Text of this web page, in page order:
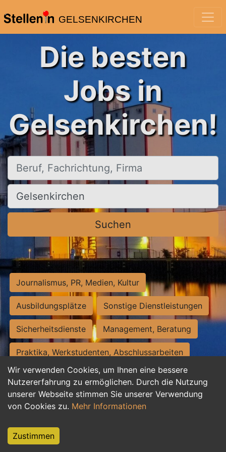
GELSENKIRCHEN
Wir verwenden Cookies, um Ihnen eine bessere
Nutzererfahrung zu ermöglichen. Durch die Nutzung
unserer Webseite stimmen Sie unserer Verwendung
von Cookies zu. Mehr Informationen
Zustimmen
Die besten
Jobs in
Gelsenkirchen!
Beruf, Fachrichtung, Firma
Ort, Stadt
Suchen
Journalismus, PR, Medien, Kultur
Ausbildungsplätze Sonstige Dienstleistungen
Sicherheitsdienste Management, Beratung
Praktika, Werkstudenten, Abschlussarbeiten
Personalwesen Assistenz, Sekretariat
Hilfskräfte, Aushilfs- und Nebenjobs
Weiterbildung, Studium, duale Ausbildung